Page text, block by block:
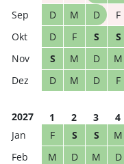
D
M D F
D
F S S
S
M D M
D
M D F
2027 1 2 3 4
F
S S M
M
D M D